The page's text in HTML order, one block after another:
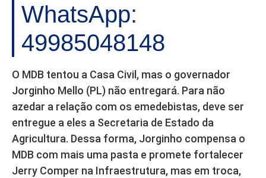
WhatsApp:
49985048148
O MDB tentou a Casa Civil, mas o governador
Jorginho Mello (PL) não entregará. Para não
azedar a relação com os emedebistas, deve ser
entregue a eles a Secretaria de Estado da
Agricultura. Dessa forma, Jorginho compensa o
MDB com mais uma pasta e promete fortalecer
Jerry Comper na Infraestrutura, mas em troca,